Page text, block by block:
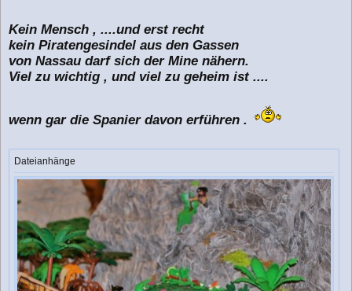
Kein Mensch , ....und erst recht
kein Piratengesindel aus den Gassen
von Nassau darf sich der Mine nähern.
Viel zu wichtig , und viel zu geheim ist ....
wenn gar die Spanier davon erführen .
Dateianhänge